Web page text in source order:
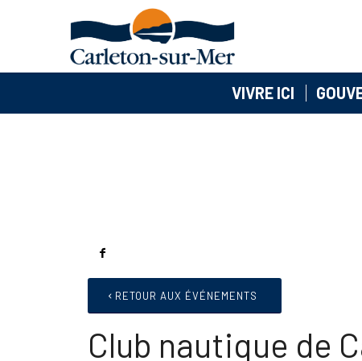
VIVRE ICI
RETOUR AUX ÉVÉNEMENTS
Club nautique de